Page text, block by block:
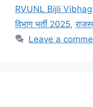
RVUNL Bijli
विभाग भर्ती 2025,
Leave a